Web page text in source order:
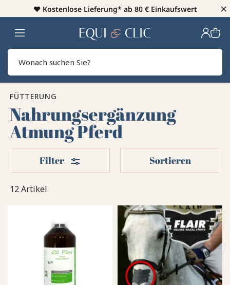
♥️ Kostenlose Lieferung* ab 80 € Einkaufswert ×
Heim
FÜTTERUNG
Nahrungsergänzung
Atmung Pferd
12 Artikel
Filter Filter Sortieren